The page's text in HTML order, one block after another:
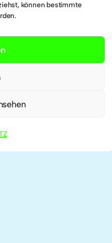
können bestimmte